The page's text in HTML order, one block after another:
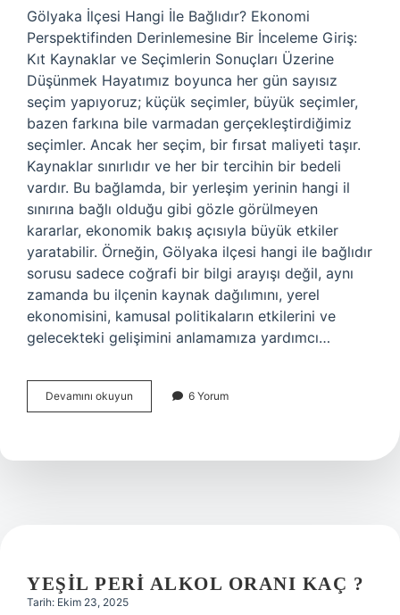
Gölyaka İlçesi Hangi İle Bağlıdır? Ekonomi
Perspektifinden Derinlemesine Bir İnceleme Giriş:
Kıt Kaynaklar ve Seçimlerin Sonuçları Üzerine
Düşünmek Hayatımız boyunca her gün sayısız
seçim yapıyoruz; küçük seçimler, büyük seçimler,
bazen farkına bile varmadan gerçekleştirdiğimiz
seçimler. Ancak her seçim, bir fırsat maliyeti taşır.
Kaynaklar sınırlıdır ve her bir tercihin bir bedeli
vardır. Bu bağlamda, bir yerleşim yerinin hangi il
sınırına bağlı olduğu gibi gözle görülmeyen
kararlar, ekonomik bakış açısıyla büyük etkiler
yaratabilir. Örneğin, Gölyaka ilçesi hangi ile bağlıdır
sorusu sadece coğrafi bir bilgi arayışı değil, aynı
zamanda bu ilçenin kaynak dağılımını, yerel
ekonomisini, kamusal politikaların etkilerini ve
gelecekteki gelişimini anlamamıza yardımcı…
Devamını okuyun Gölyaka
ilçesi
bağlıdır
6 Yorum
YEŞIL PERI ALKOL ORANI KAÇ ?
Tarih: Ekim 23, 2025